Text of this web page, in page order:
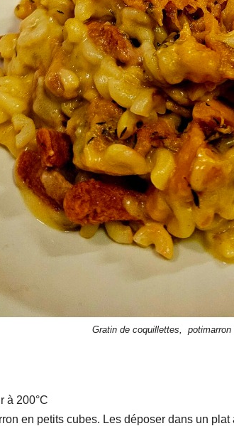
Gratin de coquillettes, potimarron
à 200°C
en petits cubes. Les déposer dans un plat